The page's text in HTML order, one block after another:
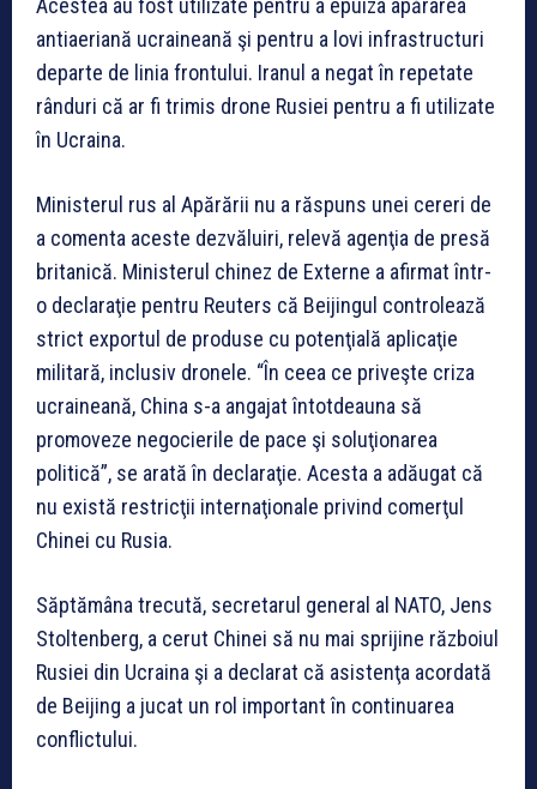
Acestea au fost utilizate pentru a epuiza apărarea
antiaeriană ucraineană şi pentru a lovi infrastructuri
departe de linia frontului. Iranul a negat în repetate
rânduri că ar fi trimis drone Rusiei pentru a fi utilizate
în Ucraina.
Ministerul rus al Apărării nu a răspuns unei cereri de
a comenta aceste dezvăluiri, relevă agenţia de presă
britanică. Ministerul chinez de Externe a afirmat într-
o declaraţie pentru Reuters că Beijingul controlează
strict exportul de produse cu potenţială aplicaţie
militară, inclusiv dronele. “În ceea ce priveşte criza
ucraineană, China s-a angajat întotdeauna să
promoveze negocierile de pace şi soluţionarea
politică”, se arată în declaraţie. Acesta a adăugat că
nu există restricţii internaţionale privind comerţul
Chinei cu Rusia.
Săptămâna trecută, secretarul general al NATO, Jens
Stoltenberg, a cerut Chinei să nu mai sprijine războiul
Rusiei din Ucraina şi a declarat că asistenţa acordată
de Beijing a jucat un rol important în continuarea
conflictului.